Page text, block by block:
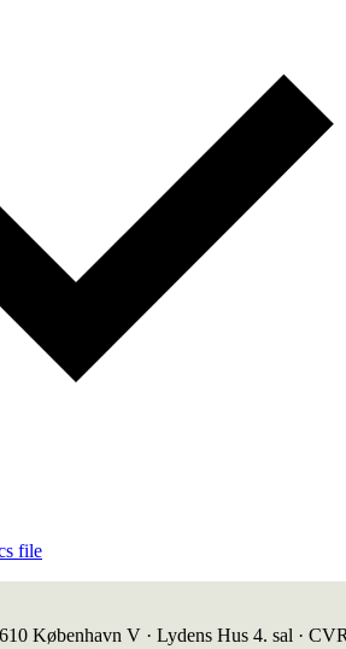
file
København V · Lydens Hus 4. sal ·